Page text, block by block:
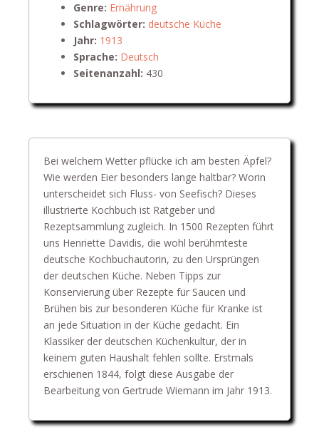
Genre: Ernährung
Schlagwörter: deutsche Küche
Jahr: 1913
Sprache: Deutsch
Seitenanzahl: 430
Bei welchem Wetter pflücke ich am besten Äpfel?
Wie werden Eier besonders lange haltbar? Worin
unterscheidet sich Fluss- von Seefisch? Dieses
illustrierte Kochbuch ist Ratgeber und
Rezeptsammlung zugleich. In 1500 Rezepten führt
uns Henriette Davidis, die wohl berühmteste
deutsche Kochbuchautorin, zu den Ursprüngen
der deutschen Küche. Neben Tipps zur
Konservierung über Rezepte für Saucen und
Brühen bis zur besonderen Küche für Kranke ist
an jede Situation in der Küche gedacht. Ein
Klassiker der deutschen Küchenkultur, der in
keinem guten Haushalt fehlen sollte. Erstmals
erschienen 1844, folgt diese Ausgabe der
Bearbeitung von Gertrude Wiemann im Jahr 1913.